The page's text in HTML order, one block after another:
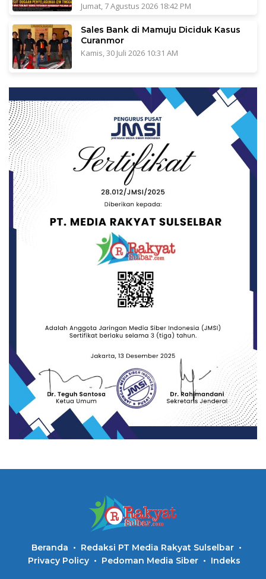
Jumat, 7 Agustus 2026 18:42 PM
Sales Bank di Mamuju Diciduk Kasus
Curanmor
Kamis, 30 Juli 2026 10:31 AM
Beranda
Redaksi PT Media Rakyat Sulselbar
Privacy Policy
Pedoman Media Siber Indeks